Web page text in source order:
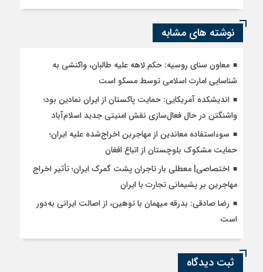
نوشته های مشابه
معاون سنای روسیه: حکم لاهه علیه طالبان، واکنشی به
شناسایی امارت اسلامی توسط مسکو است
اندیشکده آمریکایی: حمایت پاکستان از ایران نمادین بود؛
واشنگتن در حال فعال‌سازی نقش امنیتی جدید اسلام‌آباد
سوءاستفاده معاندین از مهاجرین اخراج‌شده علیه ایران؛
حمایت مشکوک بلوچستان از اتباع افغان
اختصاصی| معطلی بار تاجران پشت گمرک ایران؛ تأثیر اخراج
مهاجرین بر پشیمانی تجارت با ایران
رضا صادقی: بدرقه میهمان با توهین، از اصالت ایرانی به‌دور
است
ثبت دیدگاه